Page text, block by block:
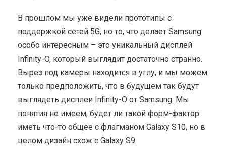
В прошлом мы уже видели прототипы с
поддержкой сетей 5G, но то, что делает Samsung
особо интересным – это уникальный дисплей
Infinity-O, который выглядит достаточно странно.
Вырез под камеры находится в углу, и мы можем
только предположить, что в будущем так будут
выглядеть дисплеи Infinity-O от Samsung. Мы
понятия не имеем, будет ли такой форм-фактор
иметь что-то общее с флагманом Galaxy S10, но в
целом дизайн схож с Galaxy S9.